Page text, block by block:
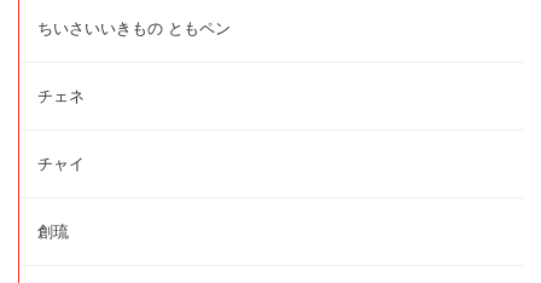
ちいさいいきもの ともペン
チェネ
チャイ
創琉